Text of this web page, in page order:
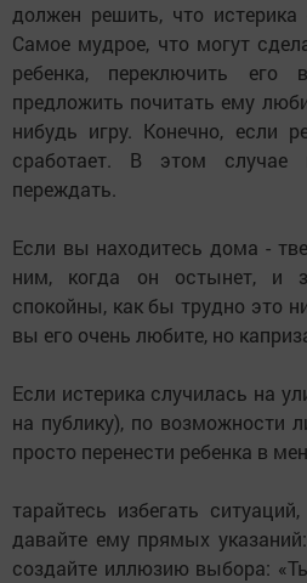
должен решить, что
Самое мудрое, что могут
ребенка, переключить его
предложить почитать ему
нибудь игру. Конечно, если
сработает. В этом случае
переждать.
Если вы находитесь дома -
ним, когда он остынет, и
спокойны, как бы трудно это
вы его очень любите, но
Если истерика случилась на
на публику), по возможности
просто перенести ребенка в
тарайтесь избегать
давайте ему прямых
создайте иллюзию выбора: